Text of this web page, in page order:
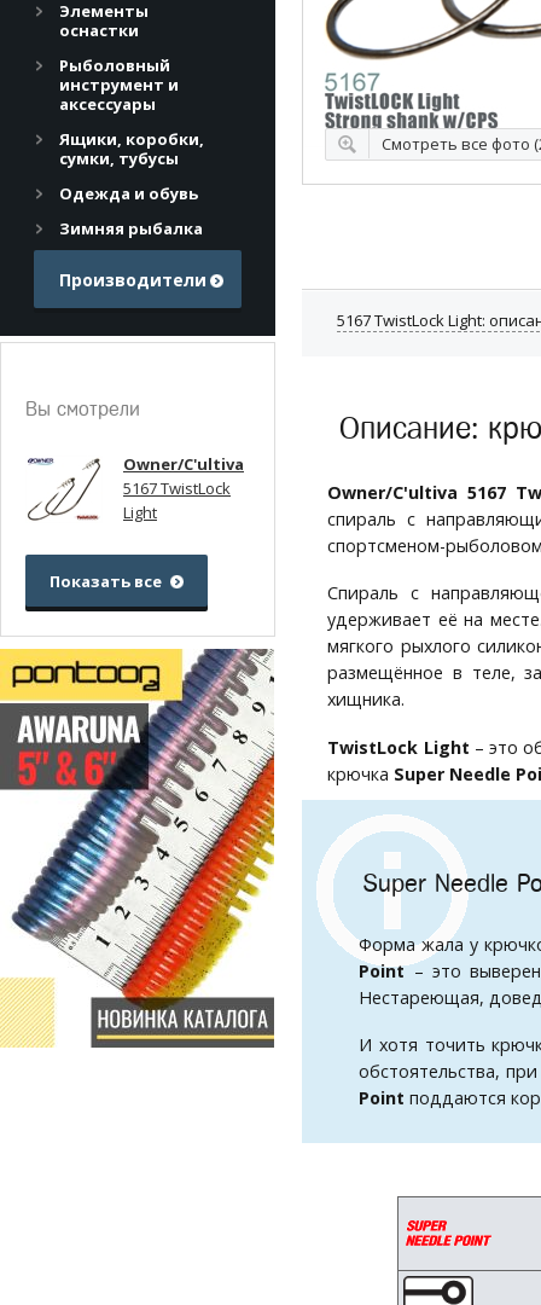
Смотреть все фото
5167 TwistLock Light:
Описание:
Owner/C'ultiva 5167
спираль с
спортсменом-
Спираль с
удерживает её на
мягкого рыхлого
размещённое в теле,
хищника.
TwistLock Light – это
крючка Super Needle
Super Needle
Форма жала у
Point– это
Нестареющая,
И хотя точить
обстоятельства,
Point поддаются
Элементы
оснастки
Рыболовный
инструмент и
аксессуары
Ящики, коробки,
сумки, тубусы
Одежда и обувь
Зимняя рыбалка
Производители
Вы смотрели
Owner/C'ultiva
5167 TwistLock
Light
Показать все